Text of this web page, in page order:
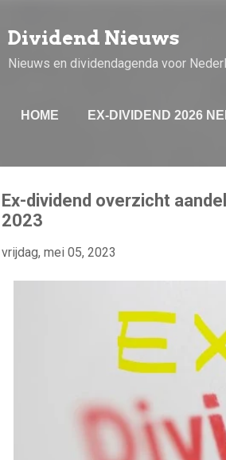
Dividend Nieuws
Nieuws en dividendagenda voor
HOME EX-DIVIDEND 2026
Ex-dividend overzicht
2023
vrijdag, mei 05, 2023